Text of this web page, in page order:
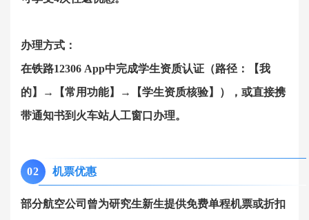
办理方式：
在铁路12306 App中完成学生资质认证（路径：【我
的】→【常用功能】→【学生资质核验】），或直接携
带通知书到火车站人工窗口办理。
02 机票优惠
部分航空公司曾为研究生新生提供免费单程机票或折扣